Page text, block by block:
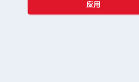
应用